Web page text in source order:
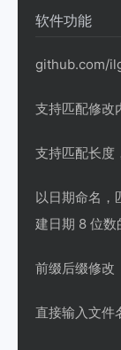
软件功能
github.com/
支持匹配修改
支持匹配长度
以日期命名，
建日期 8 位数
前缀后缀修改
直接输入文件